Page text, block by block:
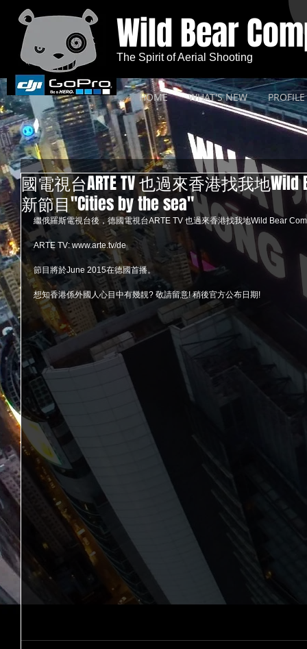
HOME WHAT'S NEW PROFILE
Wild Bear
The Spirit of Aerial Shooting
國電視台ARTE TV 也過來香港找我地Wild
新節目"Cities by the sea"
繼俄羅斯電視台後，德國電視台ARTE TV 也過來香港找我地Wild Bear
ARTE TV: www.arte.tv/de
節目將於June 2015在德國首播。
想知香港係外國人心目中有幾靚? 敬請留意! 稍後官方公布日期!